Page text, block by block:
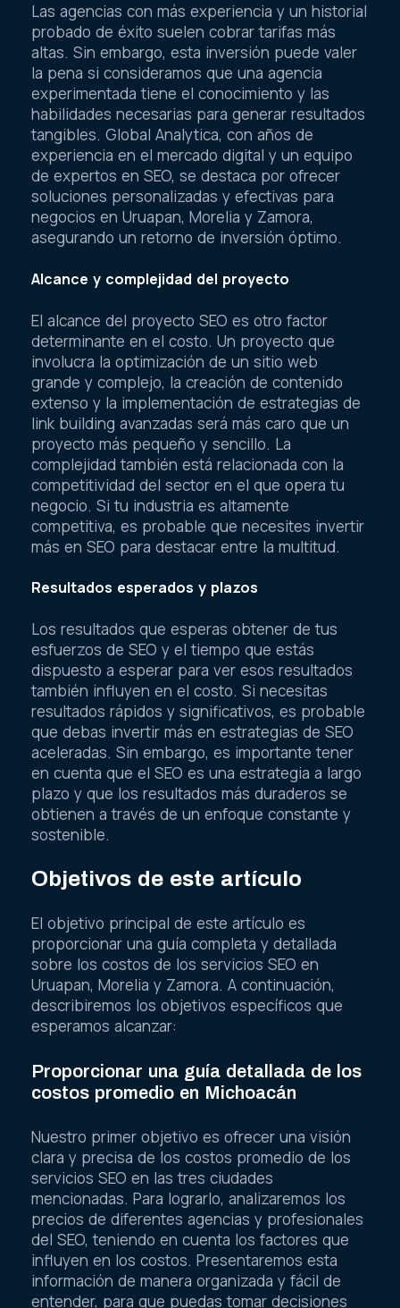
Las agencias con más experiencia y un historial
probado de éxito suelen cobrar tarifas más
altas. Sin embargo, esta inversión puede valer
la pena si consideramos que una agencia
experimentada tiene el conocimiento y las
habilidades necesarias para generar resultados
tangibles. Global Analytica, con años de
experiencia en el mercado digital y un equipo
de expertos en SEO, se destaca por ofrecer
soluciones personalizadas y efectivas para
negocios en Uruapan, Morelia y Zamora,
asegurando un retorno de inversión óptimo.
Alcance y complejidad del proyecto
El alcance del proyecto SEO es otro factor
determinante en el costo. Un proyecto que
involucra la optimización de un sitio web
grande y complejo, la creación de contenido
extenso y la implementación de estrategias de
link building avanzadas será más caro que un
proyecto más pequeño y sencillo. La
complejidad también está relacionada con la
competitividad del sector en el que opera tu
negocio. Si tu industria es altamente
competitiva, es probable que necesites invertir
más en SEO para destacar entre la multitud.
Resultados esperados y plazos
Los resultados que esperas obtener de tus
esfuerzos de SEO y el tiempo que estás
dispuesto a esperar para ver esos resultados
también influyen en el costo. Si necesitas
resultados rápidos y significativos, es probable
que debas invertir más en estrategias de SEO
aceleradas. Sin embargo, es importante tener
en cuenta que el SEO es una estrategia a largo
plazo y que los resultados más duraderos se
obtienen a través de un enfoque constante y
sostenible.
Objetivos de este artículo
El objetivo principal de este artículo es
proporcionar una guía completa y detallada
sobre los costos de los servicios SEO en
Uruapan, Morelia y Zamora. A continuación,
describiremos los objetivos específicos que
esperamos alcanzar:
Proporcionar una guía detallada de los
costos promedio en Michoacán
Nuestro primer objetivo es ofrecer una visión
clara y precisa de los costos promedio de los
servicios SEO en las tres ciudades
mencionadas. Para lograrlo, analizaremos los
precios de diferentes agencias y profesionales
del SEO, teniendo en cuenta los factores que
influyen en los costos. Presentaremos esta
información de manera organizada y fácil de
entender, para que puedas tomar decisiones